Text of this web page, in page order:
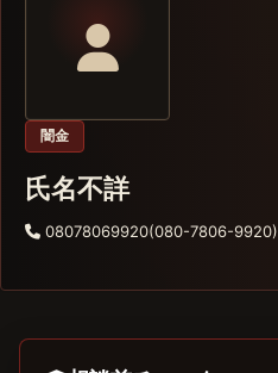
闇金
氏名不詳
08078069920(080-7806-9920)